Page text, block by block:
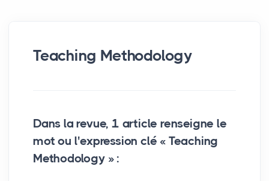
Teaching Methodology
Dans la revue, 1 article renseigne le
mot ou l'expression clé « Teaching
Methodology » :